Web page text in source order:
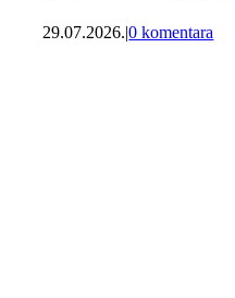
29.07.2026.|0 komentara